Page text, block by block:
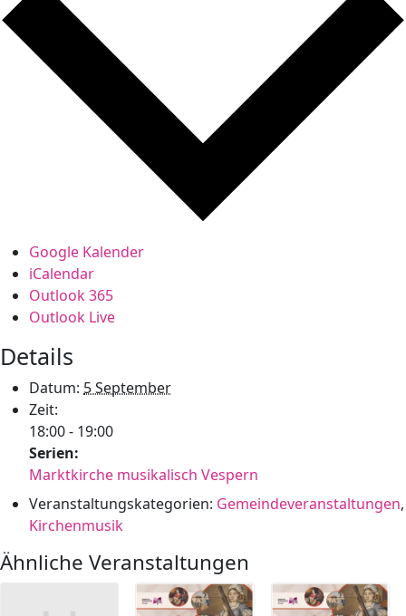
Google Kalender
iCalendar
Outlook 365
Outlook Live
Details
Datum: 5 September
Zeit:
18:00 - 19:00
Serien:
Marktkirche musikalisch Vespern
Veranstaltungskategorien: Gemeindeveranstaltungen,
Kirchenmusik
Ähnliche Veranstaltungen